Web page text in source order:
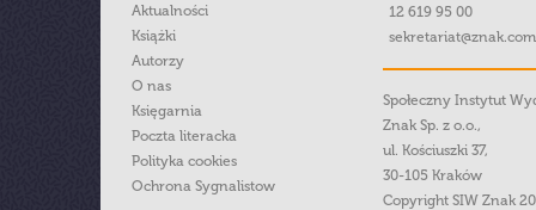
Aktualności
Książki
Autorzy
O nas
Księgarnia
Poczta literacka
Polityka cookies
Ochrona Sygnalistow
12 619 95 00
Społeczny Instytut
Znak Sp. z o.o.,
ul. Kościuszki 37,
30-105 Kraków
Copyright SIW Znak